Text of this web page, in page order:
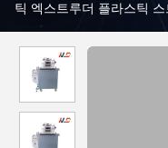
틱 엑스트루더 플라스틱